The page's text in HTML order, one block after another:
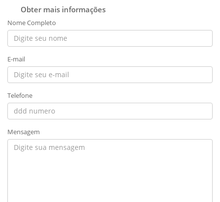
Obter mais informações
Nome Completo
E-mail
Telefone
Mensagem